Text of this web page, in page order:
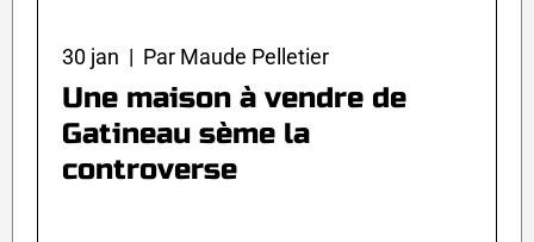
30 jan | Par Maude Pelletier
Une maison à vendre de
Gatineau sème la
controverse